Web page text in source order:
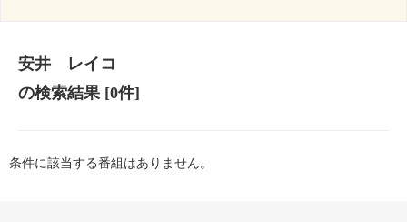
安井 レイコ
の検索結果[0件]
条件に該当する番組はありません。